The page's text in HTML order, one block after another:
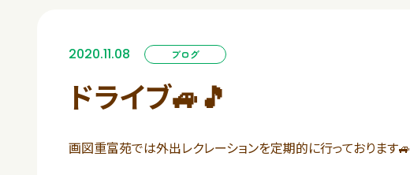
2020.11.08 ブログ
ドライブ🚙🎵
画図重富苑では外出レクレーションを定期的に行っております🚙